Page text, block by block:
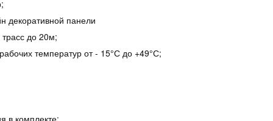
декоративной панели
до 20м;
температур от - 15°С до +49°С;
в комплекте;